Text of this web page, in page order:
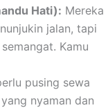
Hati): Mereka
jalan, tapi
Kamu
pusing sewa
nyaman dan